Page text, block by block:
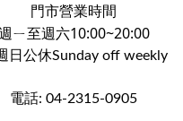
門市營業時間
ㄧ至週六10:00~20:00
日公休Sunday off weekly
電話: 04-2315-0905